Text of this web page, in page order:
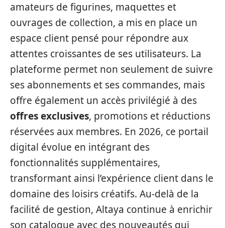
amateurs de figurines, maquettes et
ouvrages de collection, a mis en place un
espace client pensé pour répondre aux
attentes croissantes de ses utilisateurs. La
plateforme permet non seulement de suivre
ses abonnements et ses commandes, mais
offre également un accès privilégié à des
offres exclusives, promotions et réductions
réservées aux membres. En 2026, ce portail
digital évolue en intégrant des
fonctionnalités supplémentaires,
transformant ainsi l’expérience client dans le
domaine des loisirs créatifs. Au-delà de la
facilité de gestion, Altaya continue à enrichir
son catalogue avec des nouveautés qui